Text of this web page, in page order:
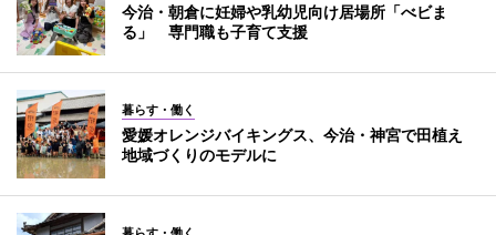
今治・朝倉に妊婦や乳幼児向け居場所「べビま
る」 専門職も子育て支援
暮らす・働く
愛媛オレンジバイキングス、今治・神宮で田植え
地域づくりのモデルに